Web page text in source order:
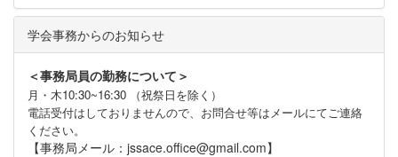
学会事務からのお知らせ
＜事務局員の勤務について＞
月・木10:30~16:30 （祝祭日を除く）
電話受付はしておりませんので、お問合せ等はメールにてご連絡
ください。
【事務局メール：jssace.office@gmail.com】